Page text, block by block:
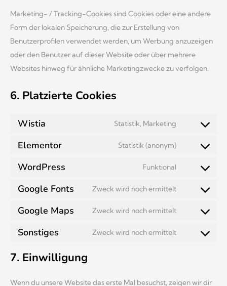
Marketing- / Tracking-Cookies sind Cookies oder eine andere
Form der lokalen Speicherung, die zur Erstellung von
Benutzerprofilen verwendet werden, um Werbung anzuzeigen
oder den Benutzer auf dieser Website oder über mehrere
Websites hinweg für ähnliche Marketingzwecke zu verfolgen.
6. Platzierte Cookies
Wistia Statistik, Marketing
Elementor Statistik (anonym)
WordPress Funktional
Google Fonts Zweck wird noch ermittelt
Google Maps Zweck wird noch ermittelt
Sonstiges Zweck wird noch ermittelt
7. Einwilligung
Wenn du unsere Website das erste Mal besuchst, zeigen wir dir